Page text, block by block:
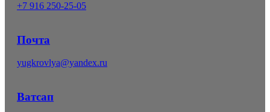
+7 916 250-25-05
Почта
yugkrovlya@yandex.ru
Ватсап